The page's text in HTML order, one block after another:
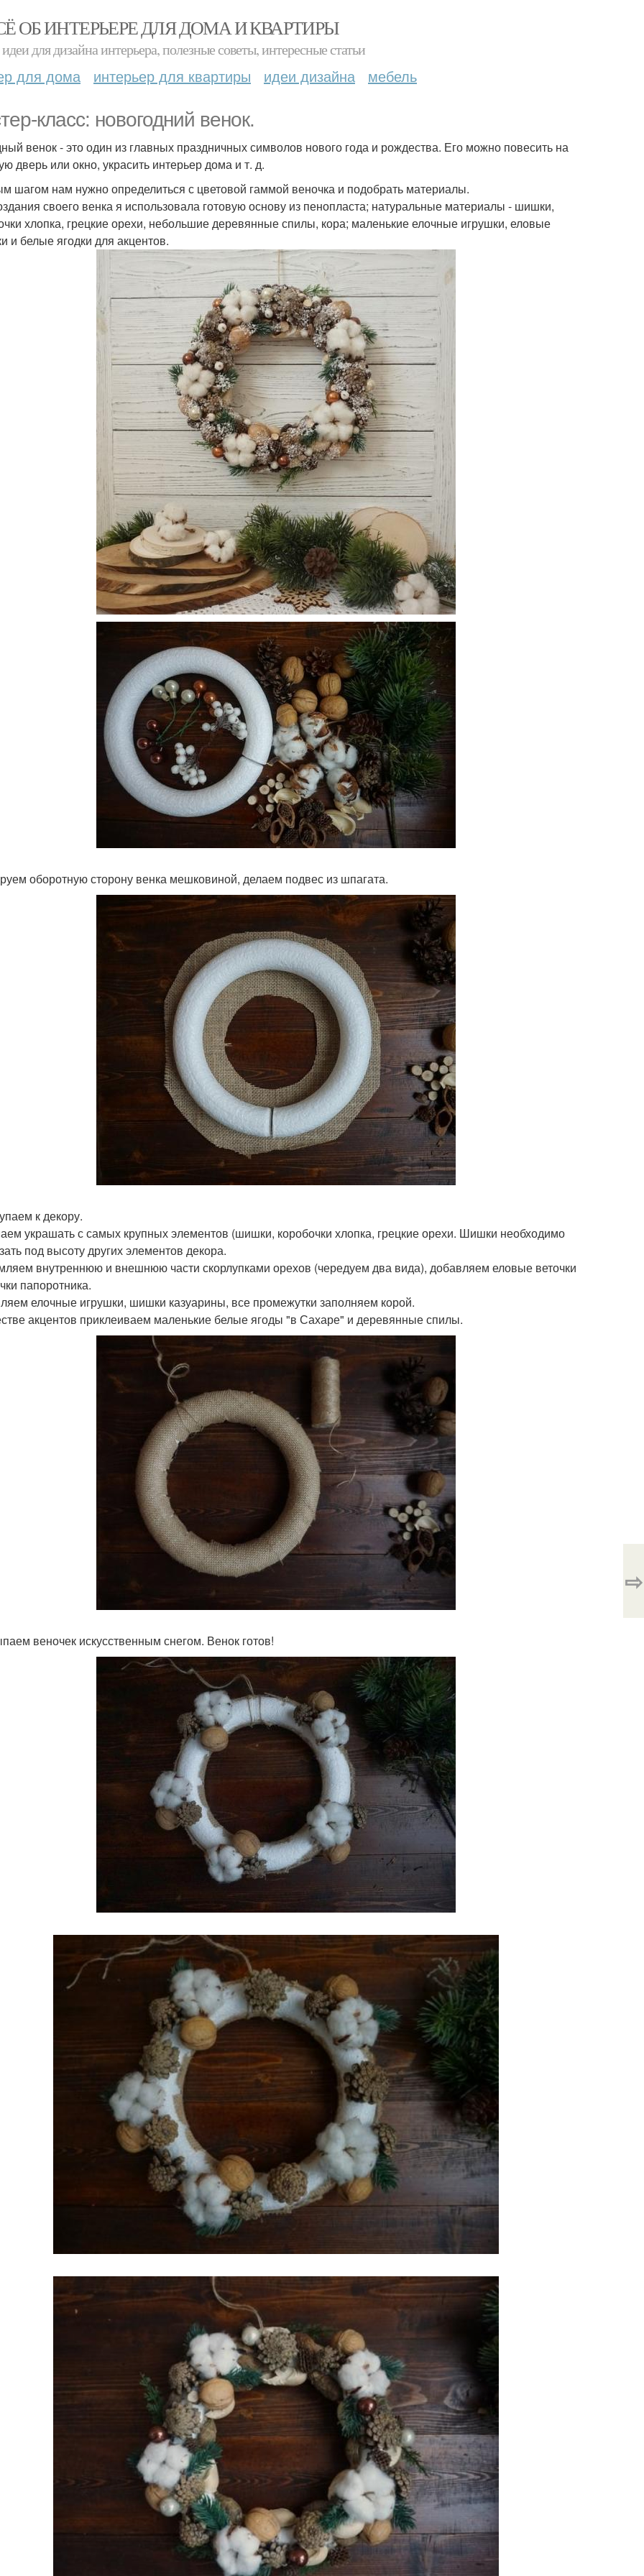
ОБ ИНТЕРЬЕРЕ ДЛЯ ДОМА И КВАРТИРЫ
для дизайна интерьера, полезные советы, интересные статьи
для дома интерьер для квартиры идеи дизайна мебель
класс: новогодний венок.
венок - это один из главных праздничных символов нового года и рождества. Его можно повесить на
дверь или окно, украсить интерьер дома и т. д.
шагом нам нужно определиться с цветовой гаммой веночка и подобрать материалы.
своего венка я использовала готовую основу из пенопласта; натуральные материалы - шишки,
хлопка, грецкие орехи, небольшие деревянные спилы, кора; маленькие елочные игрушки, еловые
и белые ягодки для акцентов.
оборотную сторону венка мешковиной, делаем подвес из шпагата.
к декору.
украшать с самых крупных элементов (шишки, коробочки хлопка, грецкие орехи. Шишки необходимо
под высоту других элементов декора.
внутреннюю и внешнюю части скорлупками орехов (чередуем два вида), добавляем еловые веточки
папоротника.
елочные игрушки, шишки казуарины, все промежутки заполняем корой.
акцентов приклеиваем маленькие белые ягоды "в Сахаре" и деревянные спилы.
веночек искусственным снегом. Венок готов!
⇨